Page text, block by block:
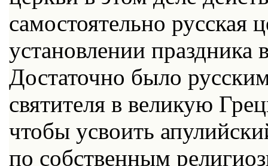
самостоятельно русская
установлении праздника
Достаточно было
святителя в великую
чтобы усвоить
по собственным